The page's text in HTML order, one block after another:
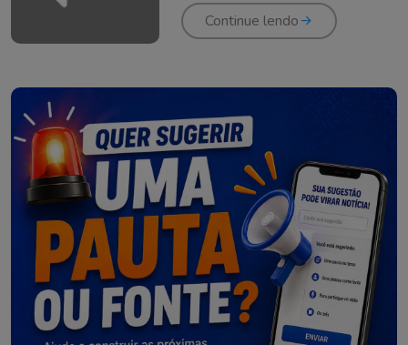
Continue lendo